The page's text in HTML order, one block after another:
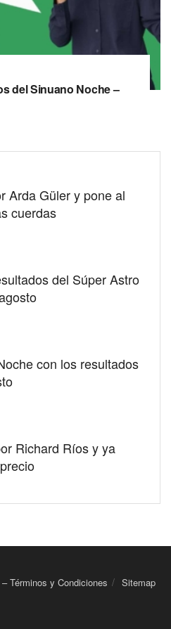
del Sinuano Noche –
Arda Güler y pone al
cuerdas
del Súper Astro
con los resultados
Richard Ríos y ya
Términos y Condiciones Sitemap